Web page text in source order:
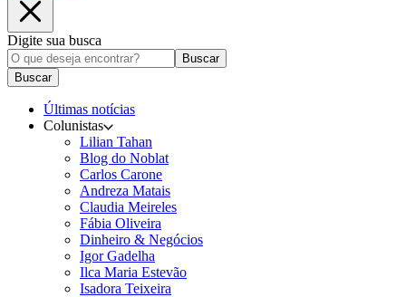
Digite sua busca
Buscar
Buscar
Últimas notícias
Colunistas
Lilian Tahan
Blog do Noblat
Carlos Carone
Andreza Matais
Claudia Meireles
Fábia Oliveira
Dinheiro & Negócios
Igor Gadelha
Ilca Maria Estevão
Isadora Teixeira